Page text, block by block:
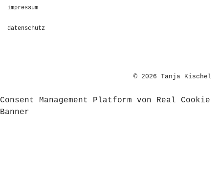
impressum
datenschutz
© 2026 Tanja Kischel
Consent Management Platform von Real Cookie
Banner